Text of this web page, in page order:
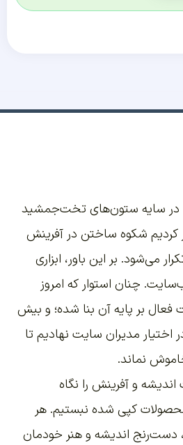
آغاز راه ما به سال ۱۳۹۴ در سایه ستون‌های تخت‌جمشید
کردیم شکوه ساختن در آفرینش
می‌شود. بر این باور، ابزاری
. چنان استوار که امروز
فعال بر پایه آن بنا شده؛ و بیش
اختیار مدیران سایت نهادیم تا
نماند.
و آفرینش را نگاه
کپی شده نبستیم. هر
دست‌رنج اندیشه و هنر خودمان